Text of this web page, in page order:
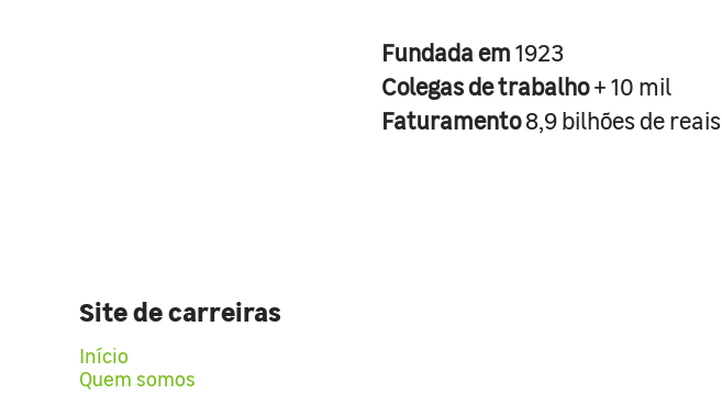
Fundada em1923
Colegas de trabalho+ 10 mil
Faturamento8,9 bilhões de reais
Site de carreiras
Início
Quem somos